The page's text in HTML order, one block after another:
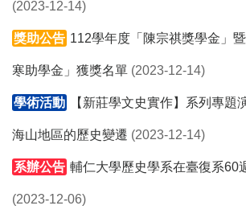
(2023-12-14)
獎助公告 112學年度「陳宗祺獎學金」
寒助學金」獲獎名單 (2023-12-14)
學術活動 【新莊學文史實作】系列專題
海山地區的歷史變遷 (2023-12-14)
系辦公告 輔仁大學歷史學系在臺復系60
(2023-12-06)